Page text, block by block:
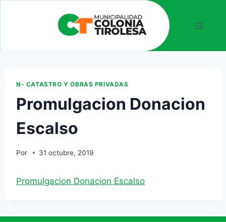
N- CATASTRO Y OBRAS PRIVADAS
Promulgacion Donacion
Escalso
Por 31 octubre, 2019
Promulgacion Donacion Escalso